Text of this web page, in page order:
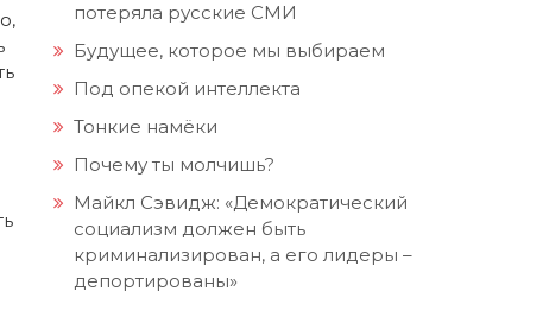
потеряла русские СМИ
Будущее, которое мы выбираем
Под опекой интеллекта
Тонкие намёки
Почему ты молчишь?
Майкл Сэвидж: «Демократический
социализм должен быть
криминализирован, а его лидеры –
депортированы»